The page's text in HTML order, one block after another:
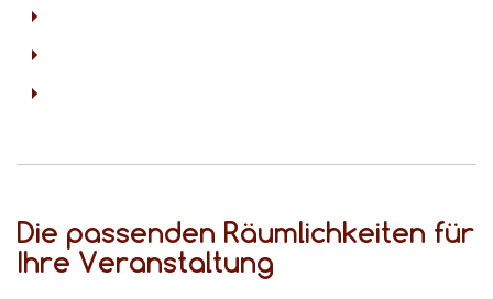
Die passenden Räumlichkeiten für
Ihre Veranstaltung